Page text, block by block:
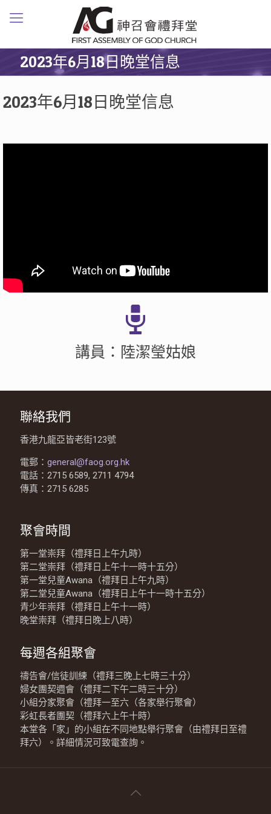
2023年6月18日晚堂信息
2023年6月18日晚堂信息
講員：陸潔瑩姑娘
聯絡我們
香港九龍亞皆老街123號
電郵： general@faog.org.hk
電話：2715 6589, 2711 4794
傳真：2715 6285
聚會時間
第一堂崇拜（禮拜日上午九時）
第二堂崇拜（禮拜日上午十一時十五分）
第一堂兒童Awana（禮拜日上午九時）
第二堂兒童Awana（禮拜日上午十一時十五分）
青少年崇拜（禮拜日上午十一時）
晚堂崇拜（禮拜日晚上八時）
每週各組聚會
禱告會/信徒訓練（禮拜三晚上七時三十分）
婦女團契週會（禮拜二下午二時三十分）
小組分家聚會（禮拜一至六（各家舉行聚會）
彩虹長者團契（禮拜六上午十時）
本堂各「家」的小組在不同地點舉行聚會（由禮拜日至禮
拜六）。詳細情況可致電查詢。